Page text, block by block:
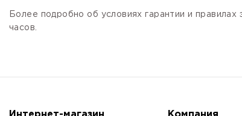
Более подробно об условиях гарантии и
часов.